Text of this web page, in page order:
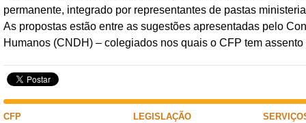
permanente, integrado por representantes de pastas
As propostas estão entre as sugestões apresentadas pelo
Humanos (CNDH) – colegiados nos quais o CFP tem
CFP LEGISLAÇÃO